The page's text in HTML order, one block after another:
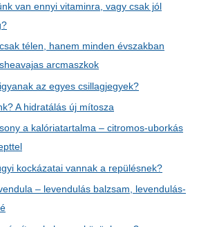
van ennyi vitaminra, vagy csak jól
télen, hanem minden évszakban
arcmaszkok
az egyes csillagjegyek?
A hidratálás új mítosza
a kalóriatartalma – citromos-uborkás
kockázatai vannak a repülésnek?
– levendulás balzsam, levendulás-